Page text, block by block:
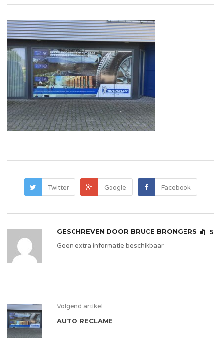
Twitter Google Facebook
GESCHREVEN DOOR BRUCE BRONGERS
5
Geen extra informatie beschikbaar
Volgend artikel
AUTO RECLAME